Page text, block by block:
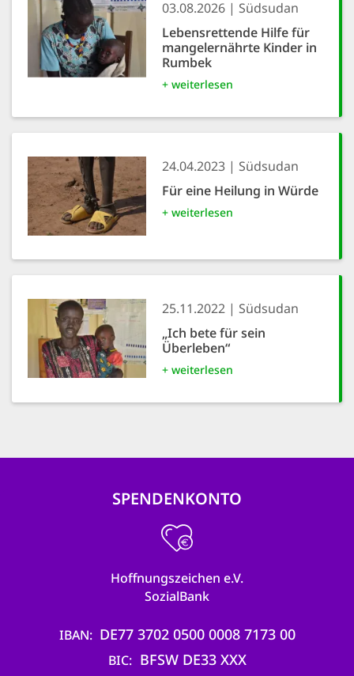
03.08.2026
Südsudan
Lebensrettende Hilfe für
mangelernährte Kinder in
Rumbek
+ weiterlesen
24.04.2023
Südsudan
Für eine Heilung in Würde
+ weiterlesen
25.11.2022
Südsudan
„Ich bete für sein
Überleben“
+ weiterlesen
SPENDENKONTO
Hoffnungszeichen e.V.
SozialBank
IBAN DE77 3702 0500 0008 7173 00
BIC BFSW DE33 XXX